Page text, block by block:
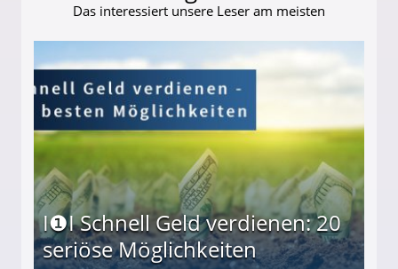
Das interessiert unsere Leser am meisten
I❶I Schnell Geld verdienen: 20
seriöse Möglichkeiten